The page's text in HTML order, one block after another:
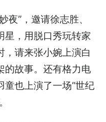
夜”，邀请徐志胜、
星，用脱口秀玩转家
，请来张小婉上演白
的故事。还有格力电
也上演了一场“世纪